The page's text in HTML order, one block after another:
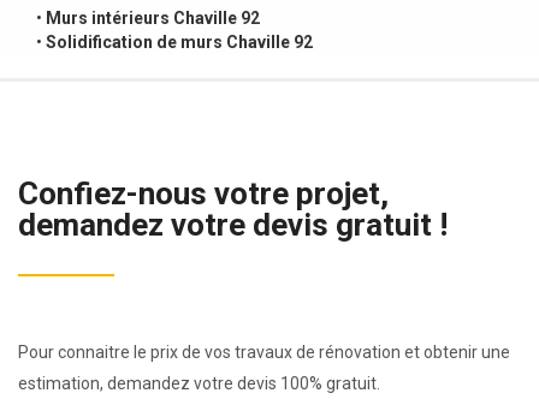
• Murs intérieurs Chaville 92
• Solidification de murs Chaville 92
Confiez-nous votre projet,
demandez votre devis gratuit !
Pour connaitre le prix de vos travaux de rénovation et obtenir une
estimation, demandez votre devis 100% gratuit.